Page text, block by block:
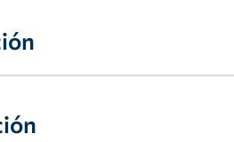
evoluciona constantemente, y